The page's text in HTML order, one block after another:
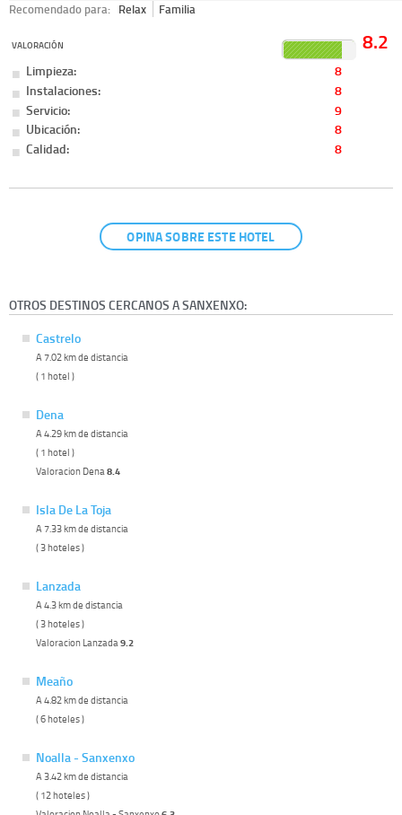
Recomendado para: Relax Familia
VALORACIÓN 8.2
Limpieza:
8
Instalaciones:
8
Servicio:
9
Ubicación:
8
Calidad:
8
OPINA SOBRE ESTE HOTEL
OTROS DESTINOS CERCANOS A SANXENXO:
Castrelo
A 7.02 km de distancia
( 1 hotel )
Dena
A 4.29 km de distancia
( 1 hotel )
Valoracion Dena 8.4
Isla De La Toja
A 7.33 km de distancia
( 3 hoteles )
Lanzada
A 4.3 km de distancia
( 3 hoteles )
Valoracion Lanzada 9.2
Meaño
A 4.82 km de distancia
( 6 hoteles )
Noalla - Sanxenxo
A 3.42 km de distancia
( 12 hoteles )